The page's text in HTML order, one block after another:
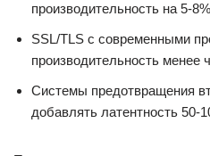
производительность на 5-8%
SSL/TLS с современными
производительность менее
Системы предотвращения
добавлять латентность 50-